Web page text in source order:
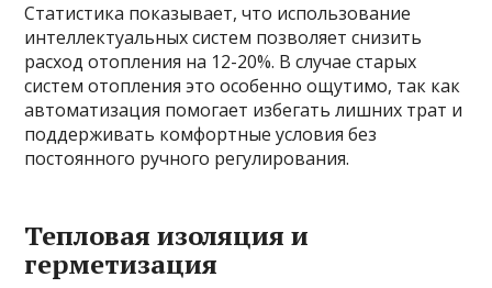
Статистика показывает, что использование
интеллектуальных систем позволяет снизить
расход отопления на 12-20%. В случае старых
систем отопления это особенно ощутимо, так как
автоматизация помогает избегать лишних трат и
поддерживать комфортные условия без
постоянного ручного регулирования.
Тепловая изоляция и
герметизация